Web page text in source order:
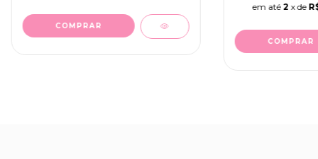
COMPRAR
em até 2 x de
COMPRAR